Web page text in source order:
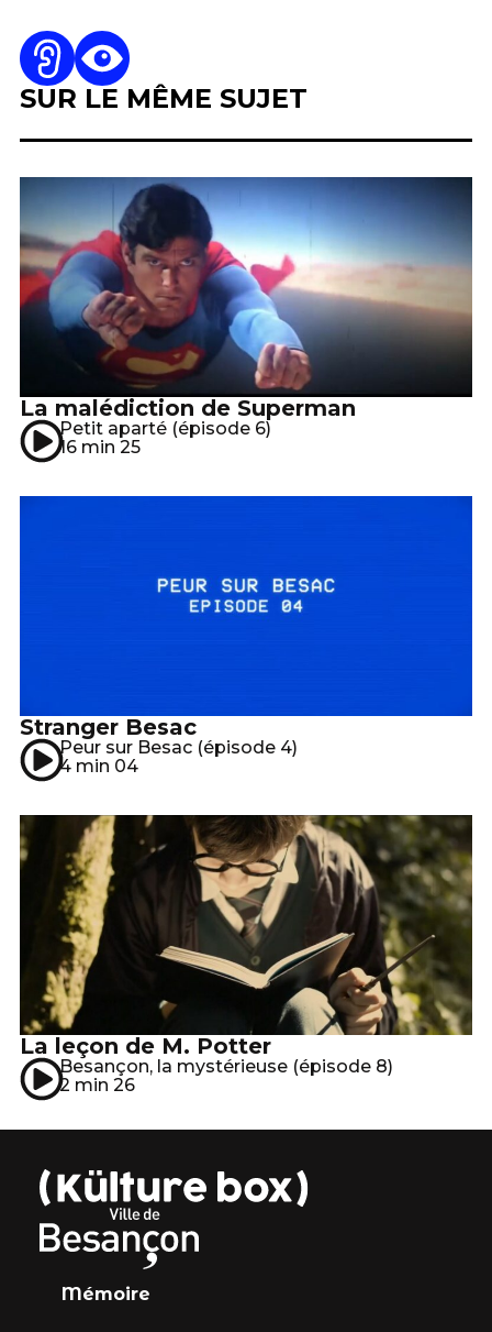
SUR LE MÊME SUJET
La malédiction de Superman
Petit aparté (épisode 6)
16 min 25
Stranger Besac
Peur sur Besac (épisode 4)
4 min 04
La leçon de M. Potter
Besançon, la mystérieuse (épisode 8)
2 min 26
Mémoire